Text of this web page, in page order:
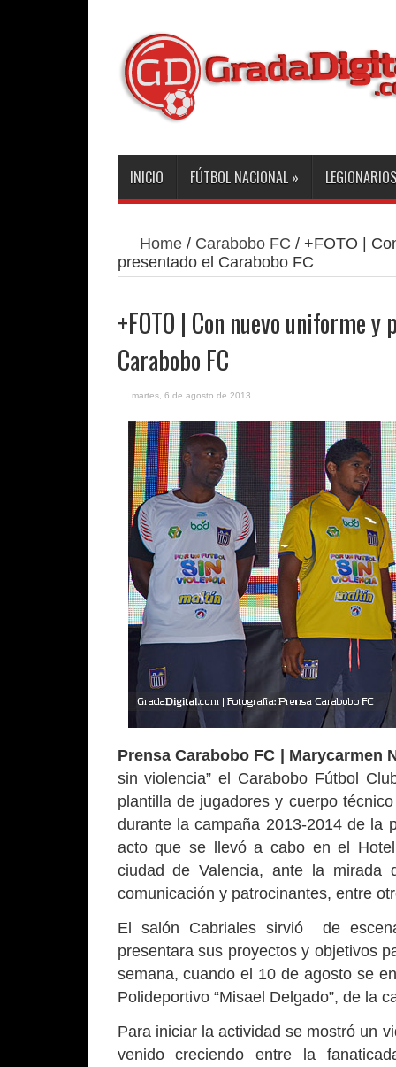
INICIO FÚTBOL NACIONAL » LEGIONARIOS
Home/ Carabobo FC / +FOTO |
presentado el Carabobo FC
+FOTO | Con nuevo uniforme
Carabobo FC
martes, 6 de agosto de 2013
Prensa Carabobo FC | Marycarmen
sin violencia” el Carabobo Fútbol
plantilla de jugadores y cuerpo
durante la campaña 2013-2014 de la
acto que se llevó a cabo en el
ciudad de Valencia, ante la mirada
comunicación y patrocinantes, entre
El salón Cabriales sirvió de
presentara sus proyectos y objetivos
semana, cuando el 10 de agosto se
Polideportivo “Misael Delgado”, de la
Para iniciar la actividad se mostró un
venido creciendo entre la